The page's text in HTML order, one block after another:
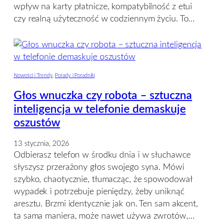
wpływ na karty płatnicze, kompatybilność z etui
czy realną użyteczność w codziennym życiu. To…
Nowości i Trendy, Porady i Poradniki
Głos wnuczka czy robota – sztuczna
inteligencja w telefonie demaskuje
oszustów
13 stycznia, 2026
Odbierasz telefon w środku dnia i w słuchawce
słyszysz przerażony głos swojego syna. Mówi
szybko, chaotycznie, tłumacząc, że spowodował
wypadek i potrzebuje pieniędzy, żeby uniknąć
aresztu. Brzmi identycznie jak on. Ten sam akcent,
ta sama maniera, może nawet używa zwrotów,…